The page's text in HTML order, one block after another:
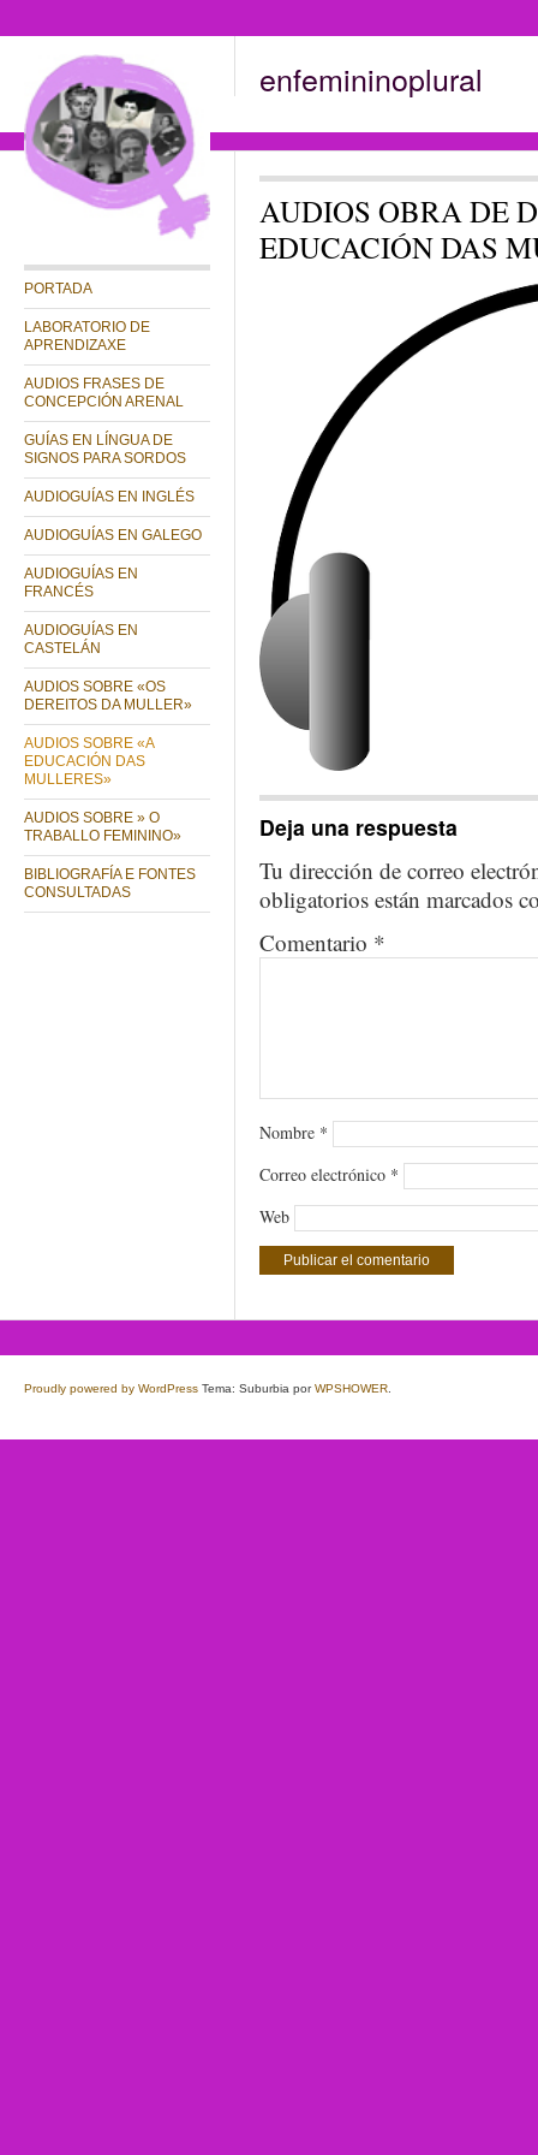
enfemininoplural
PORTADA
LABORATORIO DE
APRENDIZAXE
AUDIOS FRASES DE
CONCEPCIÓN ARENAL
GUÍAS EN LÍNGUA DE
SIGNOS PARA SORDOS
AUDIOGUÍAS EN INGLÉS
AUDIOGUÍAS EN GALEGO
AUDIOGUÍAS EN
FRANCÉS
AUDIOGUÍAS EN
CASTELÁN
AUDIOS SOBRE «OS
DEREITOS DA MULLER»
AUDIOS SOBRE «A
EDUCACIÓN DAS
MULLERES»
AUDIOS SOBRE » O
TRABALLO FEMININO»
BIBLIOGRAFÍA E FONTES
CONSULTADAS
AUDIOS OBRA DE
EDUCACIÓN DAS
Deja una respuesta
Tu dirección de correo
obligatorios están marcados
Comentario *
Nombre *
Correo electrónico *
Web
Proudly powered by WordPress Tema: Suburbia porWPSHOWER